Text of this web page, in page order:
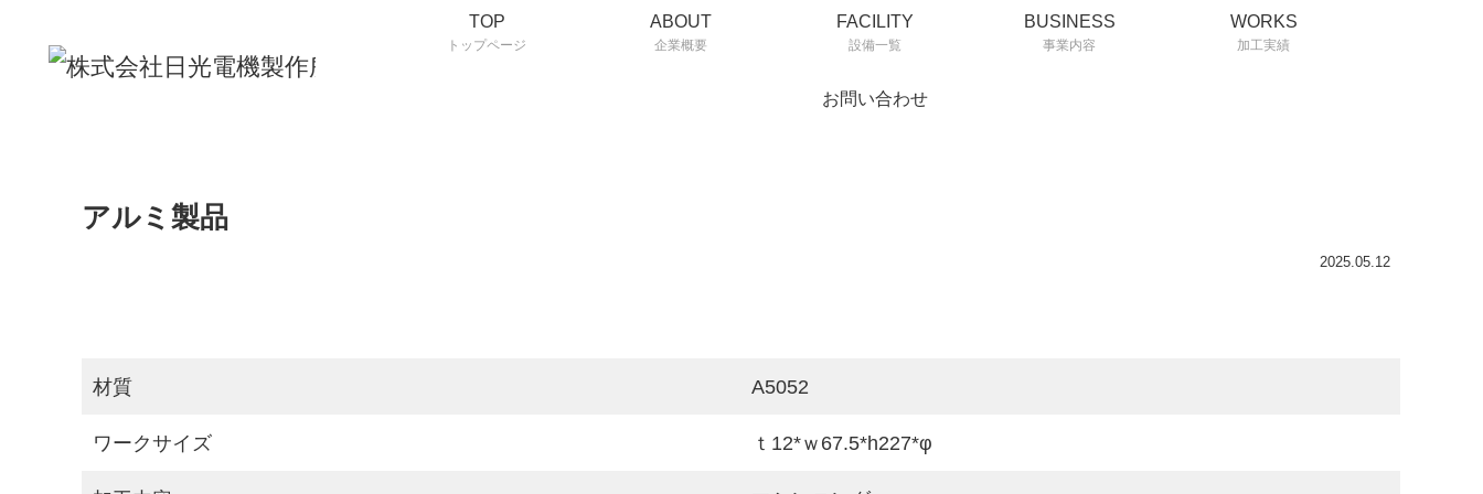
TOP
トップページ
ABOUT
企業概要
FACILITY
設備一覧
BUSINESS
事業内容
WORKS
加工実績
お問い合わせ
アルミ製品
2025.05.12
材質 A5052
ワークサイズ ｔ12*ｗ67.5*h227*φ